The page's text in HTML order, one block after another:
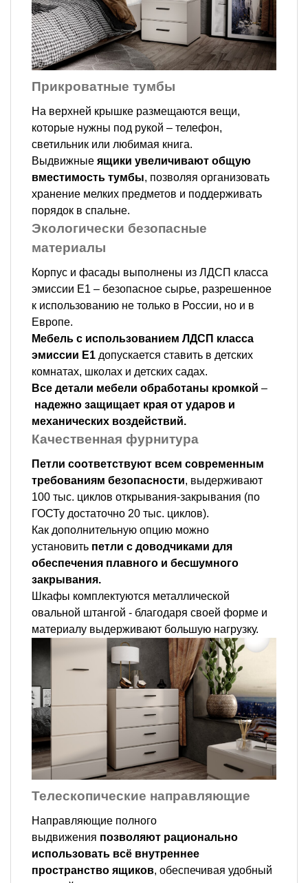
Прикроватные тумбы
На верхней крышке размещаются вещи,
которые нужны под рукой – телефон,
светильник или любимая книга.
Выдвижные ящики увеличивают общую
вместимость тумбы, позволяя организовать
хранение мелких предметов и поддерживать
порядок в спальне.
Экологически безопасные
материалы
Корпус и фасады выполнены из ЛДСП класса
эмиссии Е1 – безопасное сырье, разрешенное
к использованию не только в России, но и в
Европе.
Мебель с использованием ЛДСП класса
эмиссии Е1 допускается ставить в детских
комнатах, школах и детских садах.
Все детали мебели обработаны кромкой –
надежно защищает края от ударов и
механических воздействий.
Качественная фурнитура
Петли соответствуют всем современным
требованиям безопасности, выдерживают
100 тыс. циклов открывания-закрывания (по
ГОСТу достаточно 20 тыс. циклов).
Как дополнительную опцию можно
установить петли с доводчиками для
обеспечения плавного и бесшумного
закрывания.
Шкафы комплектуются металлической
овальной штангой - благодаря своей форме и
материалу выдерживают большую нагрузку.
Телескопические направляющие
Направляющие полного
выдвижения позволяют рационально
использовать всё внутреннее
пространство ящиков, обеспечивая удобный